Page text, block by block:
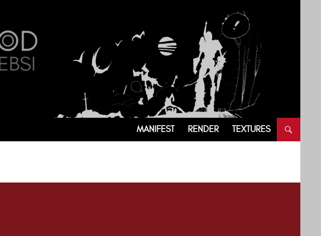
SKIP TO CONTENT
MANIFEST RENDER TEXTURES